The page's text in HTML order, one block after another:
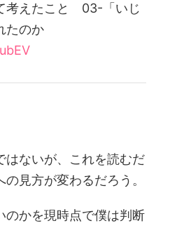
考えたこと 03-「いじ
たのか
はないが、これを読むだ
見方が変わるだろう。
のかを現時点で僕は判断